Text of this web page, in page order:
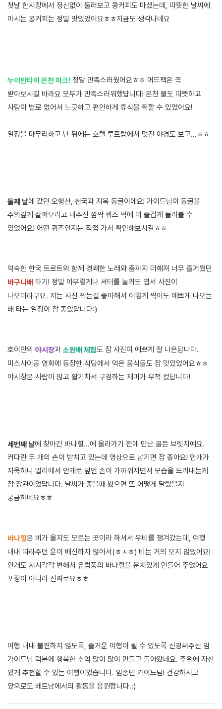
첫날 한시장에서 정신없이 둘러보고 콩커피도 마셨는데, 따뜻한 날씨에
마시는 콩커피는 정말 맛있었어요ㅎㅎ지금도 생각나네요
누이탄타이 온천 파크! 정말 만족스러웠어요ㅎㅎ 머드팩은 꼭
받아보시길 바라요 모두가 만족스러워했답니다! 온천 물도 따뜻하고
사람이 별로 없어서 느긋하고 편안하게 휴식을 취할 수 있었어요!
일정을 마무리하고 난 뒤에는 호텔 루프탑에서 멋진 야경도 보고...ㅎㅎ
둘째 날에 갔던 오행산, 천국과 지옥 동굴이에요! 가이드님이 동굴을
주의깊게 살펴보라고 내주신 깜짝 퀴즈 덕에 더 즐겁게 둘러볼 수
있었어요! 어떤 퀴즈인지는 직접 가서 확인해보시길ㅎㅎ
익숙한 한국 트로트와 함께 경쾌한 노래와 춤까지 더해져 너무 즐거웠던
바구니배 타기! 정말 아무렇게나 셔터를 눌러도 엽서 사진이
나오더라구요. 저는 사진 찍는걸 좋아해서 어떻게 찍어도 예쁘게 나오는
배 타는 일정이 참 좋았답니다:)
호이안의 야시장과 소원배 체험도 참 사진이 예쁘게 잘 나온답니다.
미스사이공 영화에 등장한 식당에서 먹은 음식들도 참 맛있었어요ㅎㅎ
야시장은 사람이 많고 활기차서 구경하는 재미가 무척 컸답니다!
세번째 날에 찾아간 바나힐...에 올라가기 전에 만난 골든 브릿지예요.
커다란 두 개의 손이 받치고 있는데 영상으로 남기면 참 좋아요! 안개가
자욱하니 멀리에서 안개로 덮인 손이 가까워지면서 모습을 드러내는게
참 장관이었답니다. 날씨가 좋을때 봤으면 또 어떻게 달랐을지
궁금하네요ㅎㅎ
바나힐은 비가 올지도 모르는 곳이라 하셔서 우비를 챙겨갔는데, 여행
내내 따라주던 운이 배신하지 않아서(ㅎㅅㅎ) 비는 거의 오지 않았어요!
안개도 시시각각 변해서 유럽풍의 바나힐을 운치있게 만들어 주었어요
포장이 아니라 진짜로요ㅎㅎ
여행 내내 불편하지 않도록, 즐거운 여행이 될 수 있도록 신경써주신 임
가이드님 덕분에 행복한 추억 많이 많이 만들고 돌아왔네요. 주위에 자신
있게 추천할 수 있는 여행이었습니다. 임종민 가이드님! 건강하시고
앞으로도 베트남에서의 활동을 응원합니다.:)